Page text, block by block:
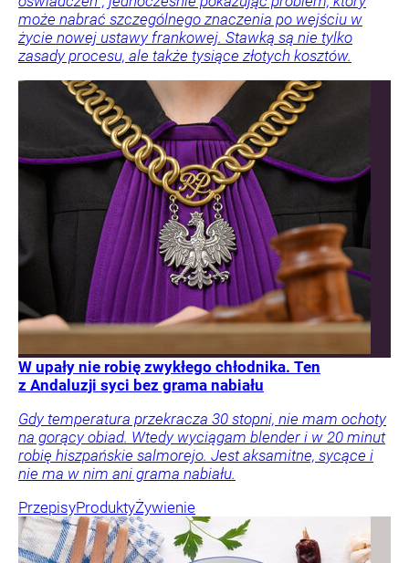
może nabrać szczególnego znaczenia po wejściu w
życie nowej ustawy frankowej. Stawką są nie tylko
zasady procesu, ale także tysiące złotych kosztów.
W upały nie robię zwykłego chłodnika. Ten
z Andaluzji syci bez grama nabiału
Gdy temperatura przekracza 30 stopni, nie mam ochoty
na gorący obiad. Wtedy wyciągam blender i w 20 minut
robię hiszpańskie salmorejo. Jest aksamitne, sycące i
nie ma w nim ani grama nabiału.
PrzepisyProduktyŻywienie